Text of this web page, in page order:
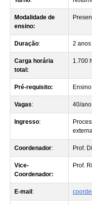
Modalidade de
ensino:
Duração: 2 anos
Carga horária
total:
1.700
Pré-requisito:
Vagas: 40/ano
Ingresso:
Coordenador: Prof.
Vice-
Coordenador:
Prof.
E-mail :